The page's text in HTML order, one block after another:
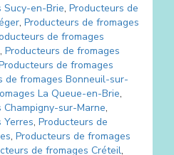
Sucy-en-Brie, Producteurs de
, Producteurs de fromages
de fromages
, Producteurs de fromages
de fromages
de fromages Bonneuil-sur-
La Queue-en-Brie,
Champigny-sur-Marne,
Yerres, Producteurs de
, Producteurs de fromages
de fromages Créteil,